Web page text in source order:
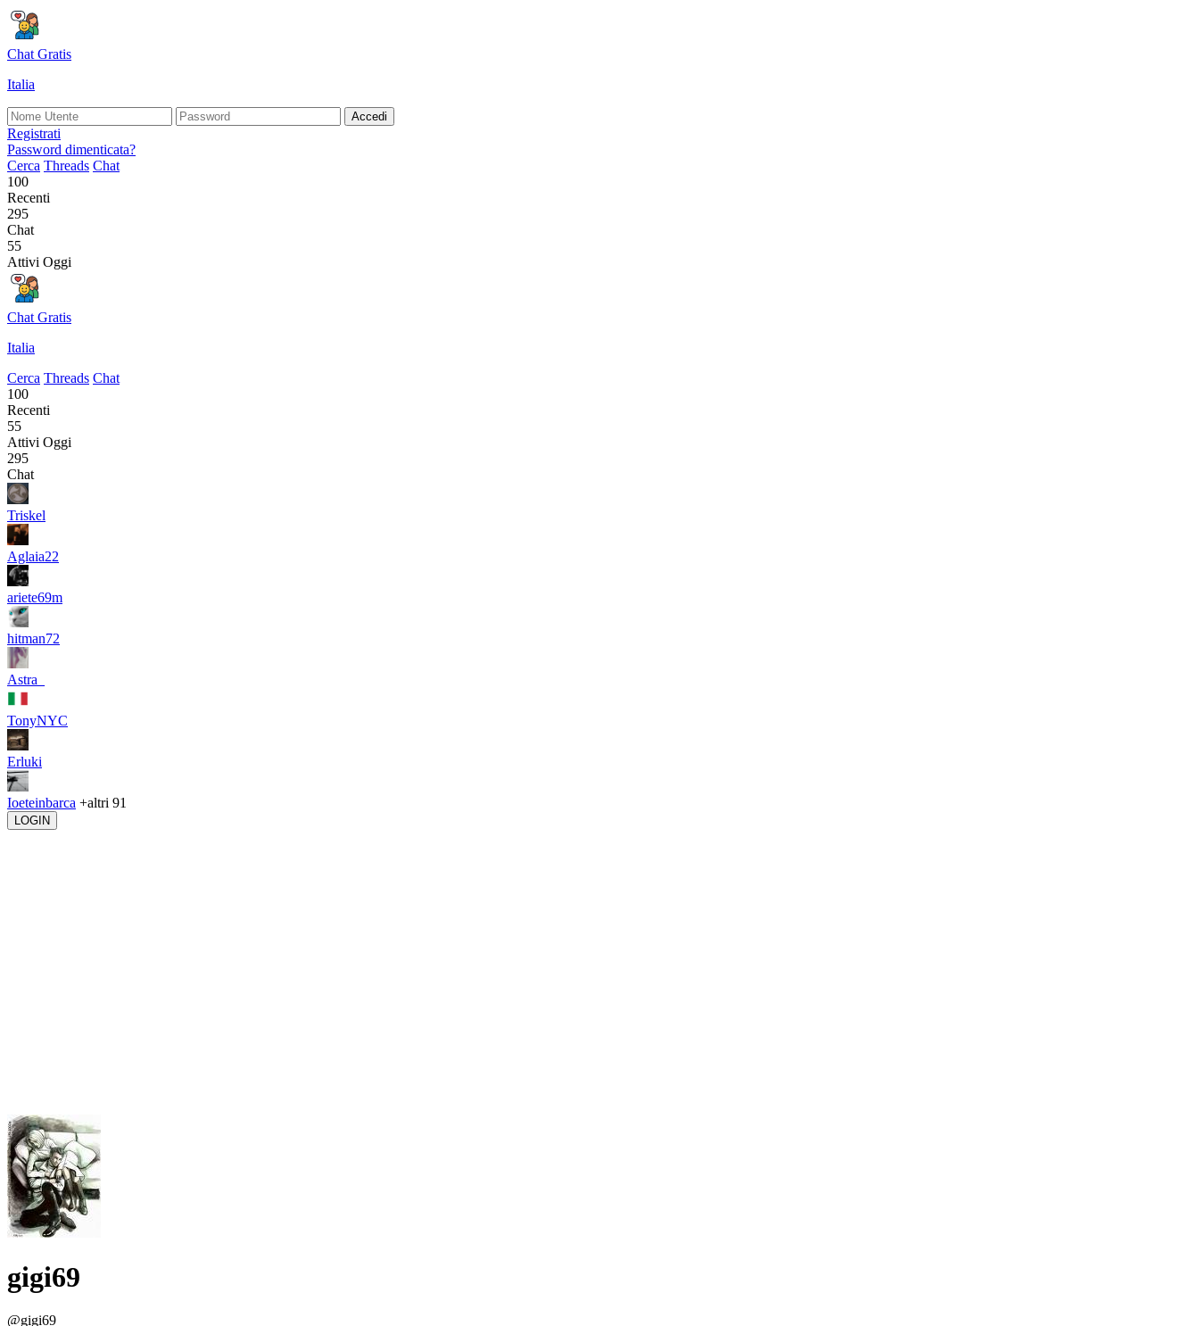
Chat Gratis
Italia
Accedi
Registrati
Password dimenticata?
Cerca Threads Chat
100
Recenti
295
Chat
55
Attivi Oggi
Chat Gratis
Italia
Cerca Threads Chat
100
Recenti
55
Attivi Oggi
295
Chat
Triskel
Aglaia22
ariete69m
hitman72
Astra_
TonyNYC
Erluki
Ioeteinbarca +altri 91
LOGIN
gigi69
@gigi69